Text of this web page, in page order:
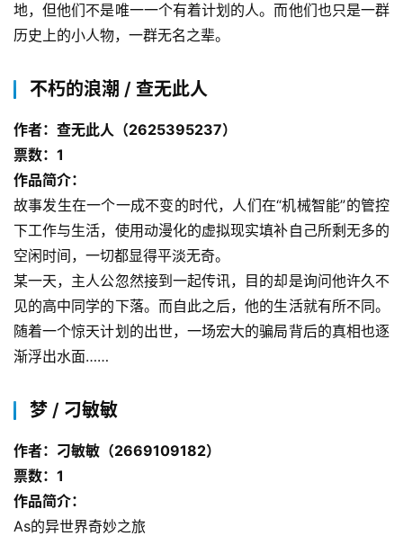
地，但他们不是唯一一个有着计划的人。而他们也只是一群
历史上的小人物，一群无名之辈。
不朽的浪潮 / 查无此人
作者：查无此人（2625395237）
票数：1
作品简介：
故事发生在一个一成不变的时代，人们在“机械智能”的管控
下工作与生活，使用动漫化的虚拟现实填补自己所剩无多的
空闲时间，一切都显得平淡无奇。
某一天，主人公忽然接到一起传讯，目的却是询问他许久不
见的高中同学的下落。而自此之后，他的生活就有所不同。
随着一个惊天计划的出世，一场宏大的骗局背后的真相也逐
渐浮出水面……
梦 / 刁敏敏
作者：刁敏敏（2669109182）
票数：1
作品简介：
As的异世界奇妙之旅